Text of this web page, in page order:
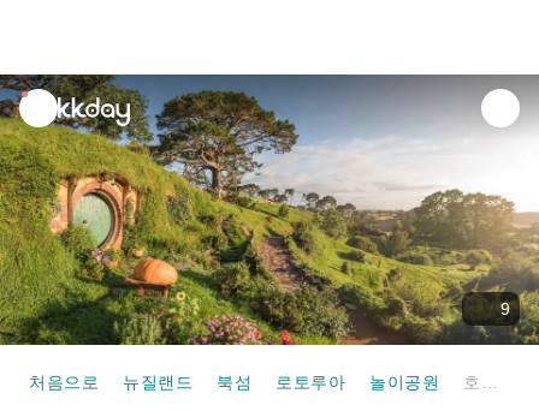
unread
notifications
9
처음으로 뉴질랜드 북섬 로토루아 놀이공원